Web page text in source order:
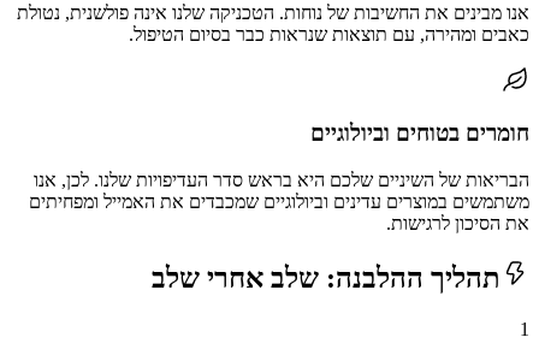
אנו מבינים את החשיבות של נוחות. הטכניקה שלנו אינה פולשנית, נטולת
כאבים ומהירה, עם תוצאות שנראות כבר בסיום הטיפול.
חומרים בטוחים וביולוגיים
הבריאות של השיניים שלכם היא בראש סדר העדיפויות שלנו. לכן, אנו
משתמשים במוצרים עדינים וביולוגיים שמכבדים את האמייל ומפחיתים
את הסיכון לרגישות.
תהליך ההלבנה: שלב אחרי שלב
1